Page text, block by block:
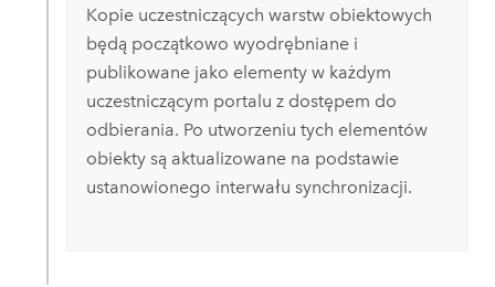
Kopie uczestniczących warstw obiektowych
będą początkowo wyodrębniane i
publikowane jako elementy w każdym
uczestniczącym portalu z dostępem do
odbierania. Po utworzeniu tych elementów
obiekty są aktualizowane na podstawie
ustanowionego interwału synchronizacji.